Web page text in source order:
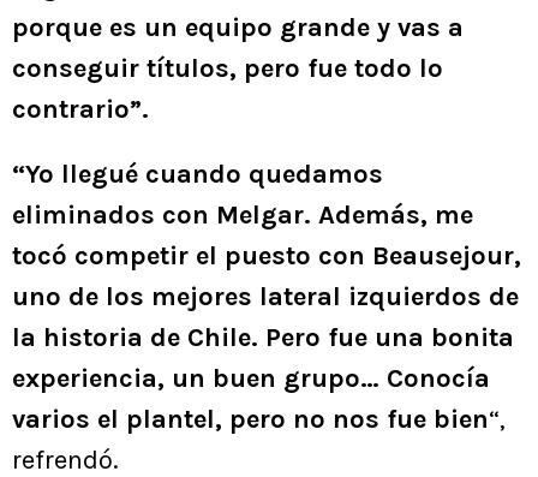
porque es un equipo grande y vas a
conseguir títulos, pero fue todo lo
contrario”.
“Yo llegué cuando quedamos
eliminados con Melgar. Además, me
tocó competir el puesto con Beausejour,
uno de los mejores lateral izquierdos de
la historia de Chile. Pero fue una bonita
experiencia, un buen grupo… Conocía
varios el plantel, pero no nos fue bien“,
refrendó.